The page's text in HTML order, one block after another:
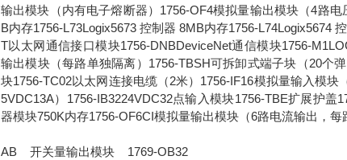
输出模块（内有电子熔断器）1756-OF4模拟量输出模块（4路
B内存1756-L73Logix5673 控制器 8MB内存1756-L74Logix5674
T以太网通信接口模块1756-DNBDeviceNet通信模块1756-
输出模块（每路单独隔离）1756-TBSH可拆卸式端子块（20个
块1756-TC02以太网连接电缆（2米）1756-IF16模拟量输入模
5VDC13A）1756-IB3224VDC32点输入模块1756-TBE扩展护盖
器模块750K内存1756-OF6CI模拟量输出模块（6路电流输出，
AB 开关量输出模块 1769-OB32